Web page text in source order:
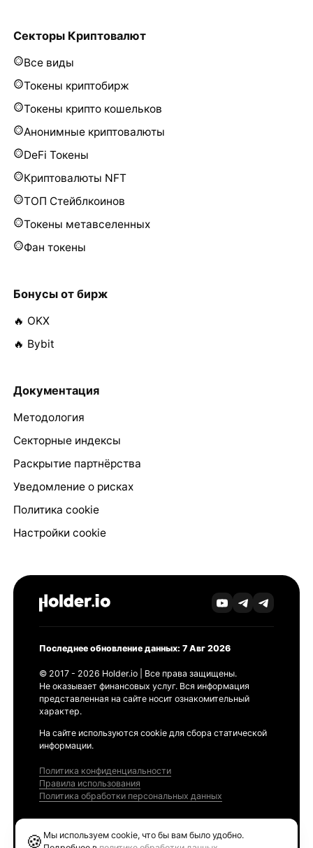
Секторы Криптовалют
Все виды
Токены криптобирж
Токены крипто кошельков
Анонимные криптовалюты
DeFi Токены
Криптовалюты NFT
ТОП Стейблкоинов
Токены метавселенных
Фан токены
Бонусы от бирж
🔥 OKX
🔥 Bybit
Документация
Методология
Секторные индексы
Раскрытие партнёрства
Уведомление о рисках
Политика cookie
Настройки cookie
Последнее обновление данных: 7 Авг 2026
© 2017 - 2026 Holder.io | Все права защищены.
Не оказывает финансовых услуг. Вся информация
представленная на сайте носит ознакомительный
характер.
На сайте используются cookie для сбора статической
информации.
Политика конфиденциальности
Правила использования
Политика обработки персональных данных
🍪 Мы используем cookie, что бы вам было удобно.